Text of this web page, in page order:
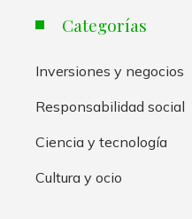
Categorías
Inversiones y negocios
Responsabilidad social
Ciencia y tecnología
Cultura y ocio